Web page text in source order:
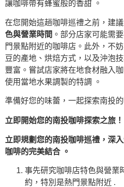
讓咖啡帶有蜂蜜般的香甜 。
在您開始這趟咖啡巡禮之前，建
色與營業時間 。部分店家可能需
門景點附近的咖啡店。此外，不
豆的產地、烘焙方式，以及沖泡
豐富。嘗試店家將在地食材融入
使用當地水果調製的特調 。
準備好您的味蕾，一起探索南投的
立即開始您的南投咖啡探索之旅！
立即規劃您的南投咖啡巡禮，深
咖啡的完美結合 。
事先研究咖啡店特色與營業
約，特別是熱門景點附近 .